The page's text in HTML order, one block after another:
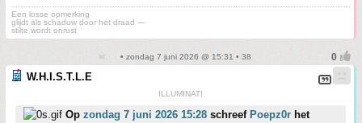
Een losse opmerking
glijdt als schaduw door het draad —
stilte wordt onrust
• zondag 7 juni 2026 @ 15:31 • 38
W.H.I.S.T.L.E
ILLUMINATI
Op zondag 7 juni 2026 15:28 schreef Poepz0r het